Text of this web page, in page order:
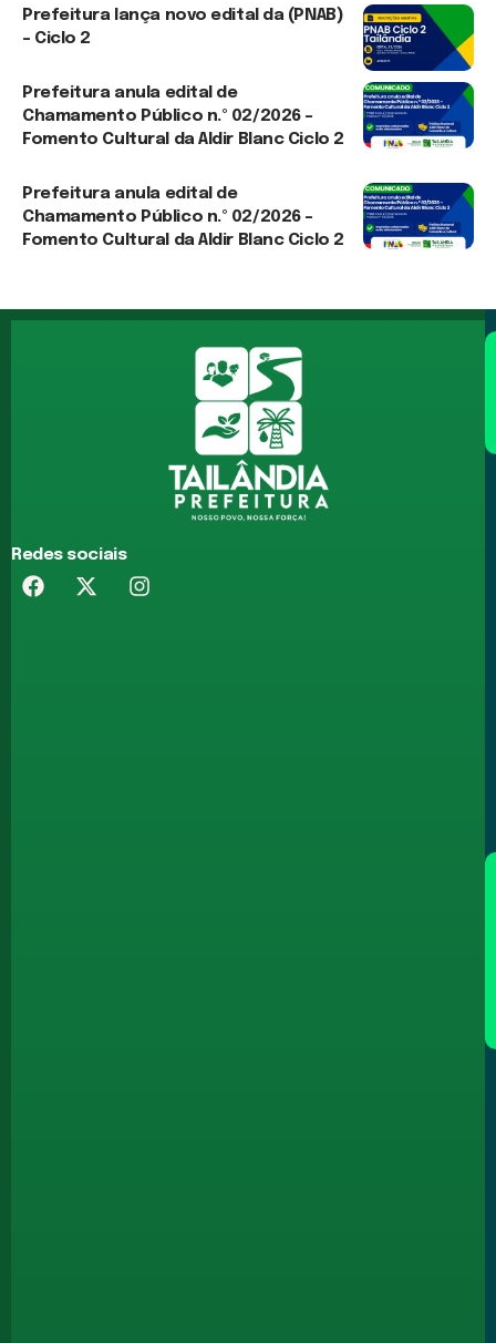
Prefeitura lança novo edital da (PNAB)
– Ciclo 2
Prefeitura anula edital de
Chamamento Público n.º 02/2026 –
Fomento Cultural da Aldir Blanc Ciclo 2
Prefeitura anula edital de
Chamamento Público n.º 02/2026 –
Fomento Cultural da Aldir Blanc Ciclo 2
Redes sociais